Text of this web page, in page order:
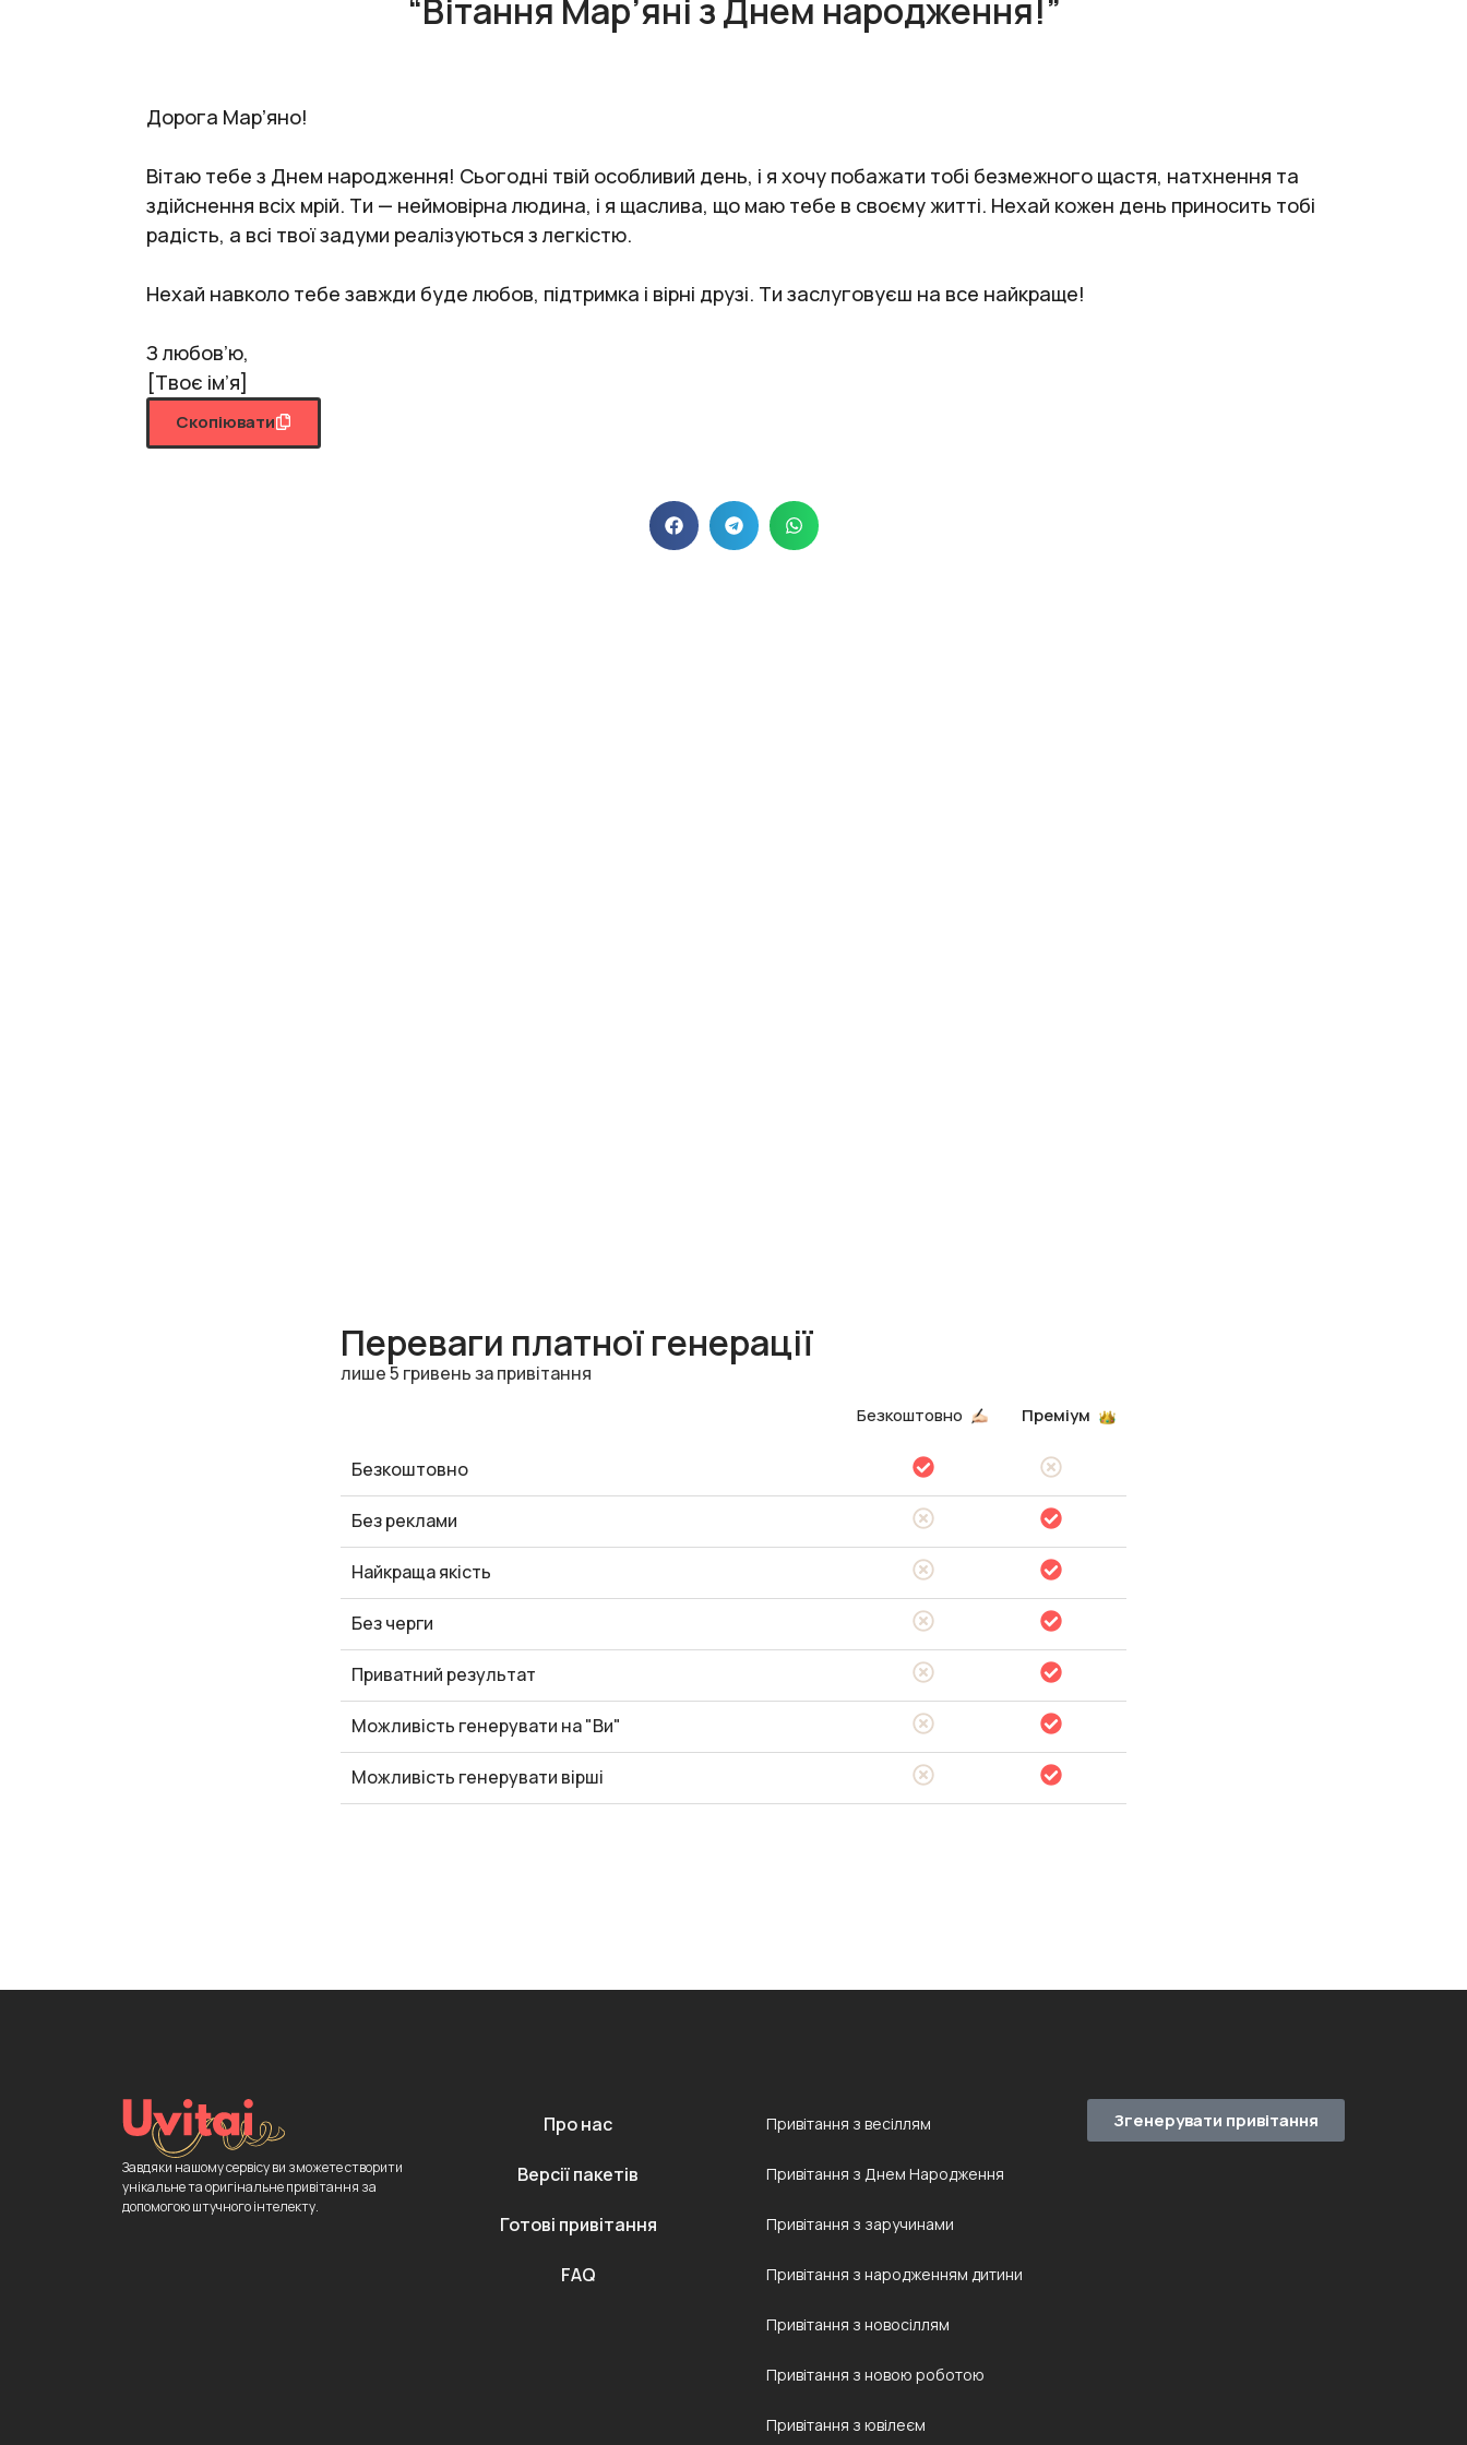
“Вітання Мар’яні з Днем народження!”
Дорога Марʼяно!
Вітаю тебе з Днем народження! Сьогодні твій особливий день, і я хочу побажати тобі безмежного щастя, натхнення та
здійснення всіх мрій. Ти — неймовірна людина, і я щаслива, що маю тебе в своєму житті. Нехай кожен день приносить тобі
радість, а всі твої задуми реалізуються з легкістю.
Нехай навколо тебе завжди буде любов, підтримка і вірні друзі. Ти заслуговуєш на все найкраще!
З любов’ю,
[Твоє ім’я]
Скопіювати
Переваги платної генерації
лише 5 гривень за привітання
Безкоштовно Преміум
Безкоштовно
Без реклами
Найкраща якість
Без черги
Приватний результат
Можливість генерувати на "Ви"
Можливість генерувати вірші
Завдяки нашому сервісу ви зможете створити
унікальне та оригінальне привітання за
допомогою штучного інтелекту.
Про нас
Версії пакетів
Готові привітання
FAQ
Привітання з весіллям
Привітання з Днем Народження
Привітання з заручинами
Привітання з народженням дитини
Привітання з новосіллям
Привітання з новою роботою
Привітання з ювілеєм
Згенерувати привітання